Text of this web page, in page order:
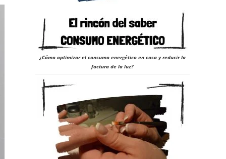
¿Cómo optimizar el consumo energético en casa y reducir la
factura de la luz?